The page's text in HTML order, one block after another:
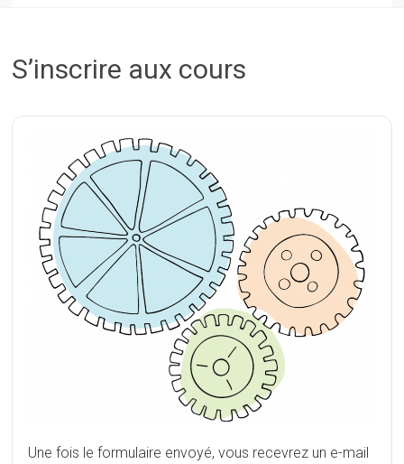
S’inscrire aux cours
Une fois le formulaire envoyé, vous recevrez un e-mail